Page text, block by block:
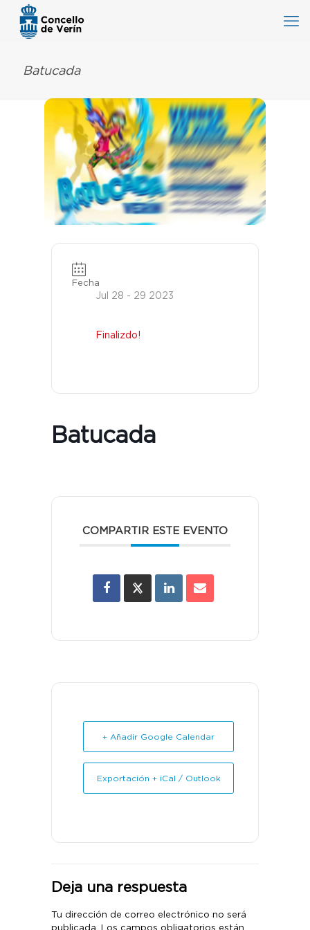
Batucada
Fecha
Jul 28 - 29 2023
Finalizdo!
Batucada
COMPARTIR ESTE EVENTO
+ Añadir Google Calendar
Exportación + iCal / Outlook
Deja una respuesta
Tu dirección de correo electrónico no será
publicada. Los campos obligatorios están